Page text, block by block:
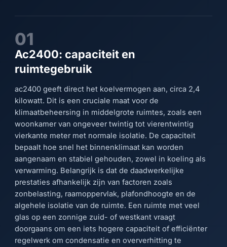
01
Ac2400: capaciteit en
ruimtegebruik
ac2400 geeft direct het koelvermogen aan, circa 2,4
kilowatt. Dit is een cruciale maat voor de
klimaatbeheersing in middelgrote ruimtes, zoals een
woonkamer van ongeveer twintig tot vierentwintig
vierkante meter met normale isolatie. De capaciteit
bepaalt hoe snel het binnenklimaat kan worden
aangenaam en stabiel gehouden, zowel in koeling als
verwarming. Belangrijk is dat de daadwerkelijke
prestaties afhankelijk zijn van factoren zoals
zonbelasting, raamoppervlak, plafondhoogte en de
algehele isolatie van de ruimte. Een ruimte met veel
glas op een zonnige zuid- of westkant vraagt
doorgaans om een iets hogere capaciteit of efficiënter
regelwerk om condensatie en oververhitting te